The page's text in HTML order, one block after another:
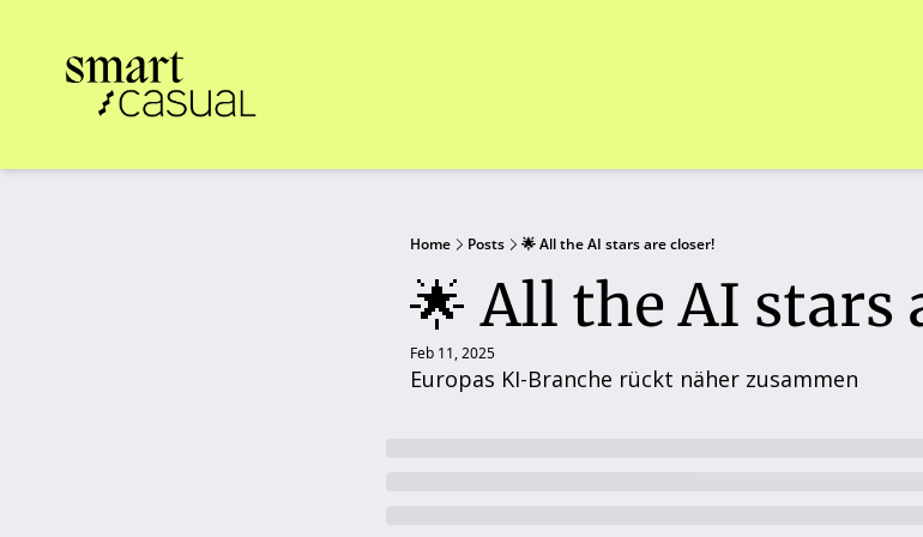
Home Posts 🌟 All the AI stars are closer!
🌟 All the AI stars
Feb 11, 2025
Europas KI-Branche rückt näher zusammen